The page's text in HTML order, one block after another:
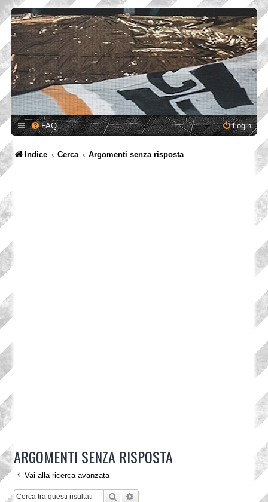
FAQ Login
Indice Cerca Argomenti senza risposta
ARGOMENTI SENZA RISPOSTA
Vai alla ricerca avanzata
Cerca